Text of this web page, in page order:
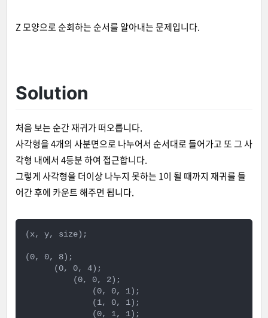
Z 모양으로 순회하는 순서를 알아내는 문제입니다.
Solution
처음 보는 순간 재귀가 떠오릅니다.
사각형을 4개의 사분면으로 나누어서 순서대로 들어가고 또 그 사
각형 내에서 4등분 하여 접근합니다.
그렇게 사각형을 더이상 나누지 못하는 1이 될 때까지 재귀를 들
어간 후에 카운트 해주면 됩니다.
(x, y, size);
(0, 0, 8);
      (0, 0, 4);
          (0, 0, 2);
              (0, 0, 1);
              (1, 0, 1);
              (0, 1, 1);